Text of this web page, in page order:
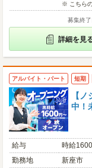
※ こちら
募集終
詳細を見
アルバイト・パート 短期
【
中！
給与
時給
勤務地
新座市